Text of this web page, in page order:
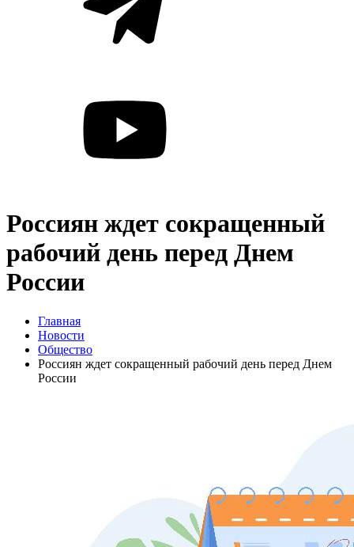
Россиян ждет сокращенный
рабочий день перед Днем
России
Главная
Новости
Общество
Россиян ждет сокращенный рабочий день перед Днем
России